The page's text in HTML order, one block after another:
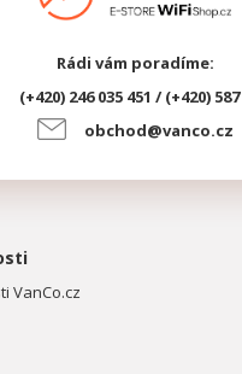
Rádi vám poradíme:
(+420) 246 035 451 / (+420) 587
obchod@vanco.cz
VanCo.cz